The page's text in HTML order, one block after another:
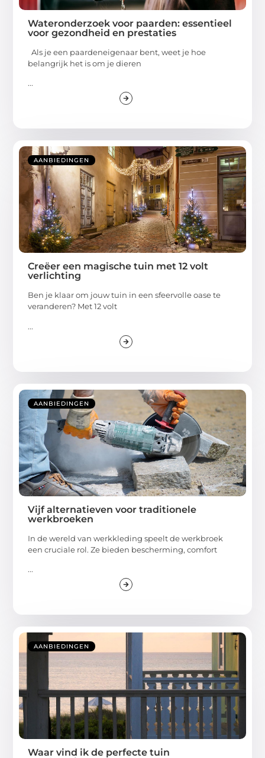
Wateronderzoek voor paarden: essentieel
voor gezondheid en prestaties
Als je een paardeneigenaar bent, weet je hoe
belangrijk het is om je dieren
...
AANBIEDINGEN
Creëer een magische tuin met 12 volt
verlichting
Ben je klaar om jouw tuin in een sfeervolle oase te
veranderen? Met 12 volt
...
AANBIEDINGEN
Vijf alternatieven voor traditionele
werkbroeken
In de wereld van werkkleding speelt de werkbroek
een cruciale rol. Ze bieden bescherming, comfort
...
AANBIEDINGEN
Waar vind ik de perfecte tuin